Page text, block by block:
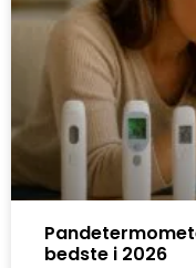
bedste i 2026